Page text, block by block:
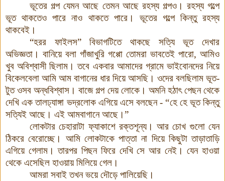
ভূতের গল্প যেমন আছে তেমন আছে রহস্য গল্পও। রহস্য গল্পে
ভূত থাকতেও পারে নাও থাকতে পারে। ভূতের গল্পে কিন্তু রহস্য
থাকবেই ।
“হরর
ফাইলস” বিভাগটিতে থাকছে সত্যি ভূত
দেখার
অভিজ্ঞতা । বানিয়ে বলা গাঁজাখুরি গপ্পো তোমরা ভাবতেই পারো, আমিও
খুব অবিশ্বাসী ছিলাম । তবে একবার আমাদের গ্রামে ভাইবোনদের নিয়ে
বিকেলবেলা আমি আম বাগানের ধার দিয়ে আসছি । ওদের বলছিলাম ভূত-
টুত ওসব অন্ধবিশ্বাস । বাজে গল্প দেয় লোকে। অমনি হঠাৎ পেছন থেকে
দেখি এক তালঢ্যাঙ্গা ভদ্রলোক এগিয়ে এসে বলছেন- “হে হে ভূত কিন্তু
সত্যিই আছে । এই আমবাগানে আছে ।”
লোকটার চেহারাটা ফ্যাকাশে রক্তশূন্য। আর চোখ গুলো যেন
ঠিকরে বেরোচ্ছে। আমি লোকটাকে পাত্তা না দিয়ে কিছুটা তাড়াতাড়ি
এগিয়ে গেলাম। তারপর পিছন ফিরে দেখি সে আর নেই। যেন হাওয়া
থেকে এসেছিল হাওয়ায় মিলিয়ে গেল ।
আমরা সবাই তখন ভয়ে দৌড়ে পালিয়েছি ।